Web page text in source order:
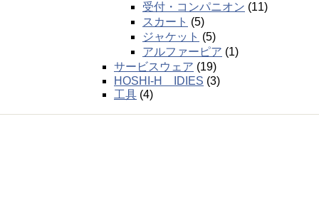
受付・コンパニオン (11)
スカート (5)
ジャケット (5)
アルファーピア (1)
サービスウェア (19)
HOSHI-H IDIES (3)
工具 (4)